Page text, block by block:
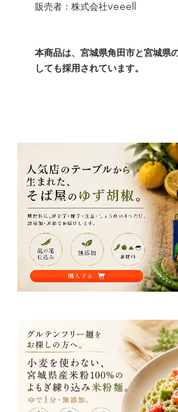
販売者：株式会社veeell
本商品は、宮城県角田市と宮城県
しても採用されています。